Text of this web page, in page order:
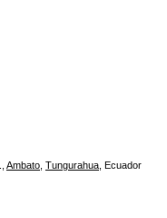
Ambato Tungurahua Ecuador